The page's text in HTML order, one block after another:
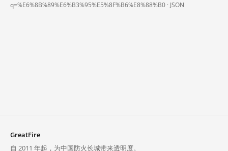
q=%E6%8B%89%E6%B3%95%E5%8F%B6%E8%88%B0 · JSON
GreatFire
自 2011 年起，为中国防火长城带来透明度。